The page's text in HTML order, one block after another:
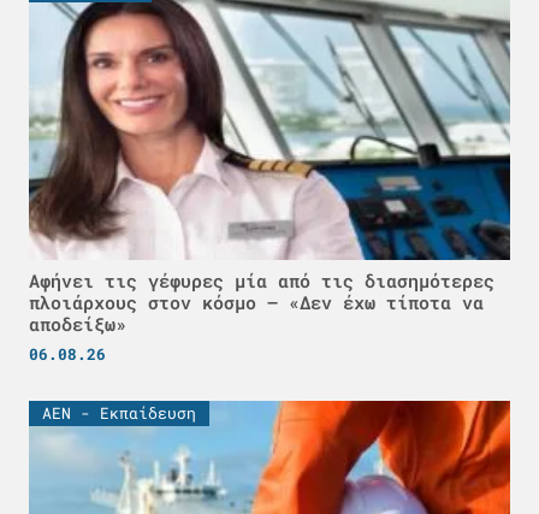
Αφήνει τις γέφυρες μία από τις διασημότερες
πλοιάρχους στον κόσμο – «Δεν έχω τίποτα να
αποδείξω»
06.08.26
ΑΕΝ - Εκπαίδευση